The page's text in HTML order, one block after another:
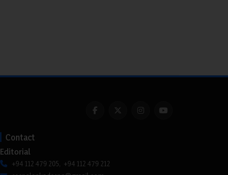
Contact
Editorial
+94 112 479 205, +94 112 479 212